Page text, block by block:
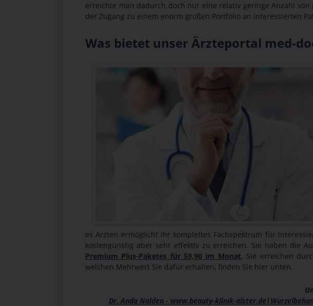
erreichte man dadurch doch nur eine relativ geringe Anzahl
der Zugang zu einem enorm großen Portfolio an interessierten
Was bietet unser Ärzteportal med-
es Ärzten ermöglicht ihr komplettes Fachspektrum für
kostengünstig aber sehr effektiv zu erreichen. Sie haben die
Premium Plus-Paketes für 59,90 im Monat. Sie erreichen
welchen Mehrwert Sie dafür erhalten, finden Sie hier unten.
Dr. Anda Nolden - www.beauty-klinik-alster.de |